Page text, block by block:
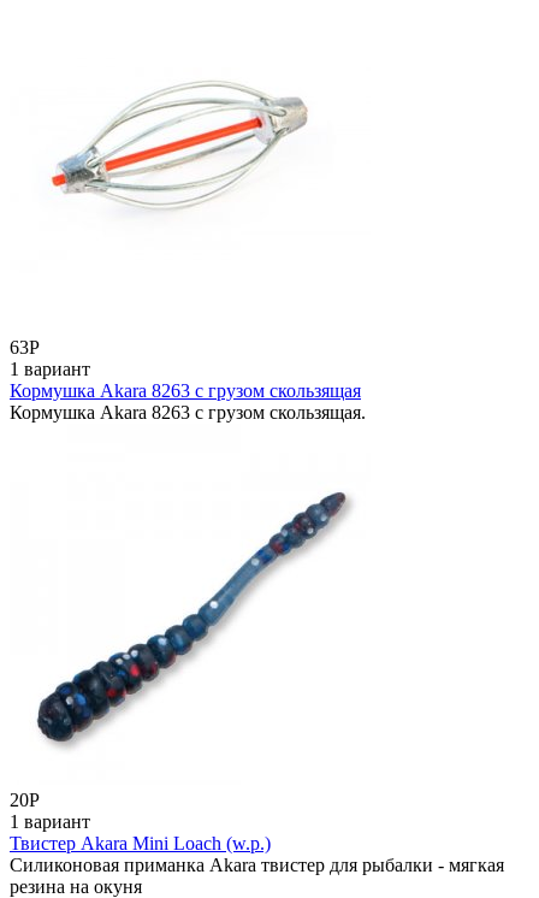
63Р
1 вариант
Кормушка Akara 8263 с грузом скользящая
Кормушка Akara 8263 с грузом скользящая.
20Р
1 вариант
Твистер Akara Mini Loach (w.p.)
Силиконовая приманка Akara твистер для рыбалки - мягкая
резина на окуня